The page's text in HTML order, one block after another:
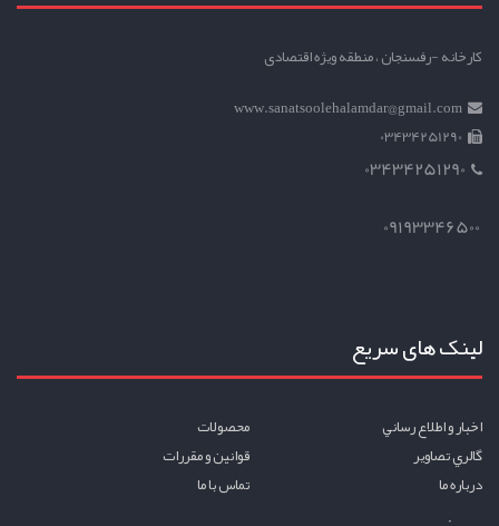
کارخانه -رفسنجان ، منطقه ویژه اقتصادی
www.sanatsoolehalamdar@gmail.com
03434251290
03434251290
09193346500
لینک های سریع
اخبار و اطلاع رساني
محصولات
گالري تصاوير
قوانين و مقررات
درباره ما
تماس با ما